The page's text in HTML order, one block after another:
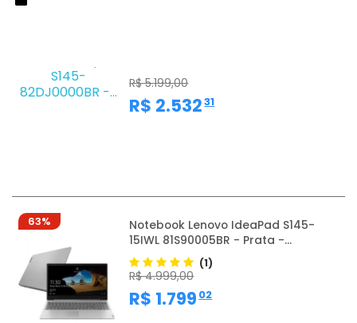
R$ 5.199,00
R$ 2.532,31
63%
Notebook Lenovo IdeaPad S145-
15IWL 81S90005BR - Prata -...
(1)
R$ 4.999,00
R$ 1.799 ,02